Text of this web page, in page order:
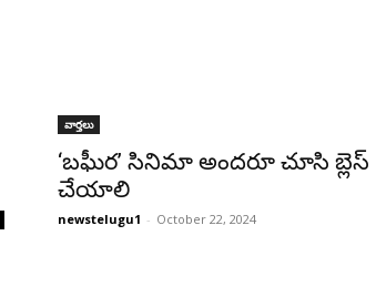
వార్తలు
‘బఘీర’ సినిమా అందరూ చూసి బ్లెస్
చేయాలి
newstelugu1 - October 22, 2024